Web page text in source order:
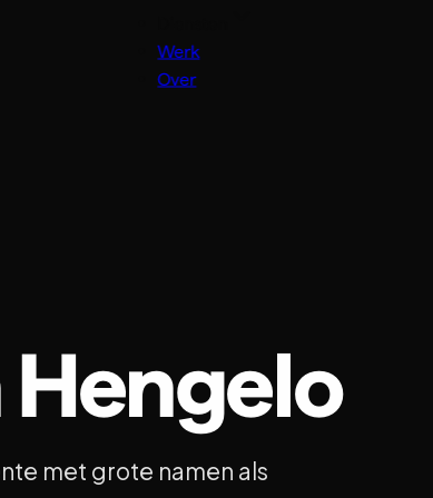
Werk
Over
met grote namen als